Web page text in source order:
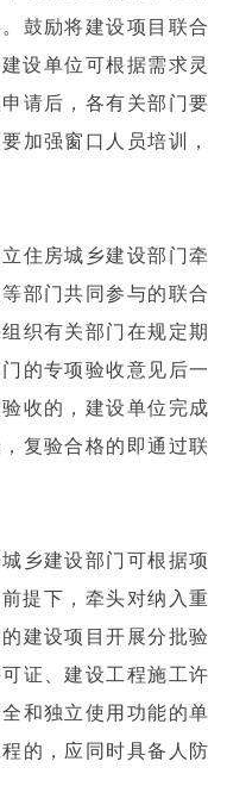
鼓励将建设项目联合
设单位可根据需求灵
请后，各有关部门要
加强窗口人员培训，
住房城乡建设部门牵
部门共同参与的联合
织有关部门在规定期
的专项验收意见后一
收的，建设单位完成
复验合格的即通过联
乡建设部门可根据项
提下，牵头对纳入重
建设项目开展分批验
证、建设工程施工许
和独立使用功能的单
的，应同时具备人防